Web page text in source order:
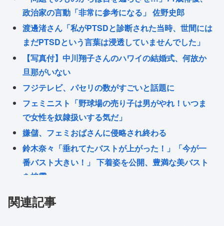
政治家の言動「非常に参考になる」 佐野史郎
渡邊渚さん「私がPTSDと診断された当時、世間には
まだPTSDという言葉は浸透していませんでした」
【写真付】中川翔子さんのハワイの結婚式、何故か
旦那がいない
フジテレビ、パセリの数がすごいと話題に
フェミニスト「野球場の売り子は男がやれ！いつま
で女性を奴隷扱いする気だ」
嫌儲、フェミおばさんに侵略され終わる
鈴木奈々「垂れてたバストが上がった！」「今が一
番バスト大きい！」 下着姿を公開、豊満な美バスト
を披露
るべきは侵略された中国や韓国の人々だよ
関連記事